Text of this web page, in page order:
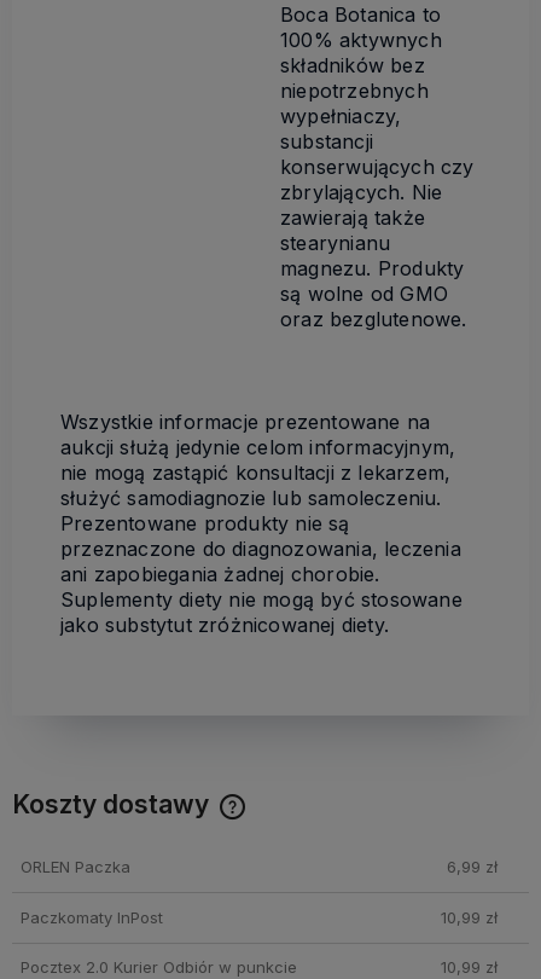
Boca Botanica to
100% aktywnych
składników bez
niepotrzebnych
wypełniaczy,
substancji
konserwujących czy
zbrylających. Nie
zawierają także
stearynianu
magnezu. Produkty
są wolne od GMO
oraz bezglutenowe.
Wszystkie informacje prezentowane na
aukcji służą jedynie celom informacyjnym,
nie mogą zastąpić konsultacji z lekarzem,
służyć samodiagnozie lub samoleczeniu.
Prezentowane produkty nie są
przeznaczone do diagnozowania, leczenia
ani zapobiegania żadnej chorobie.
Suplementy diety nie mogą być stosowane
jako substytut zróżnicowanej diety.
Koszty dostawy
ORLEN Paczka 6,99 zł
Paczkomaty InPost 10,99 zł
Pocztex 2.0 Kurier Odbiór w punkcie 10,99 zł